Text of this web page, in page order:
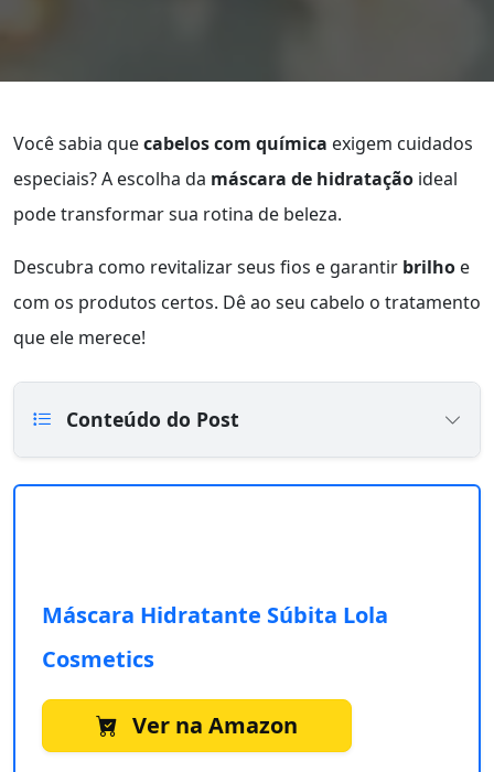
Você sabia quecabelos com química exigem cuidados
especiais? A escolha da máscara de hidratação ideal
pode transformar sua rotina de beleza.
Descubra como revitalizar seus fios e garantir brilho e
com os produtos certos. Dê ao seu cabelo o tratamento
que ele merece!
Conteúdo do Post
Máscara Hidratante Súbita Lola
Cosmetics
Ver na Amazon